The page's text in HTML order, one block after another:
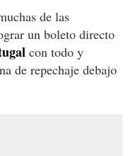
de las
un boleto directo
con todo y
de repechaje debajo